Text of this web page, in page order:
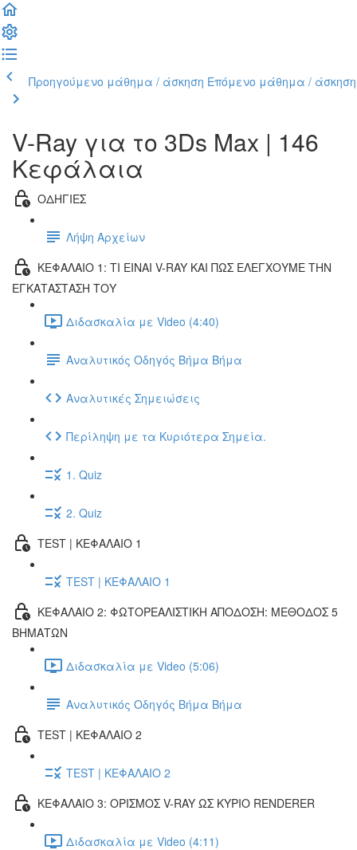
Προηγούμενο μάθημα / άσκηση Επόμενο μάθημα / άσκηση
V-Ray για το 3Ds Max | 146
Κεφάλαια
ΟΔΗΓΙΕΣ
Λήψη Αρχείων
ΚΕΦΑΛΑΙΟ 1: ΤΙ ΕΙΝΑΙ V-RAY ΚΑΙ ΠΩΣ ΕΛΕΓΧΟΥΜΕ ΤΗΝ
ΕΓΚΑΤΑΣΤΑΣΗ ΤΟΥ
Διδασκαλία με Video (4:40)
Αναλυτικός Οδηγός Βήμα Βήμα
Αναλυτικές Σημειώσεις
Περίληψη με τα Κυριότερα Σημεία.
1. Quiz
2. Quiz
TEST | ΚΕΦΑΛΑΙΟ 1
TEST | ΚΕΦΑΛΑΙΟ 1
ΚΕΦΑΛΑΙΟ 2: ΦΩΤΟΡΕΑΛΙΣΤΙΚΗ ΑΠΟΔΟΣΗ: ΜΕΘΟΔΟΣ 5
ΒΗΜΑΤΩΝ
Διδασκαλία με Video (5:06)
Αναλυτικός Οδηγός Βήμα Βήμα
TEST | ΚΕΦΑΛΑΙΟ 2
TEST | ΚΕΦΑΛΑΙΟ 2
ΚΕΦΑΛΑΙΟ 3: ΟΡΙΣΜΟΣ V-RAY ΩΣ ΚΥΡΙΟ RENDERER
Διδασκαλία με Video (4:11)